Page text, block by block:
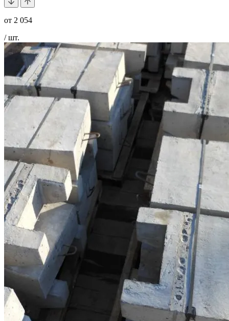
от 2 054
/ шт.